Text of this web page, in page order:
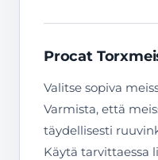
Procat
Valitse sopiva
Varmista, että
täydellisesti
Käytä tarvittaessa